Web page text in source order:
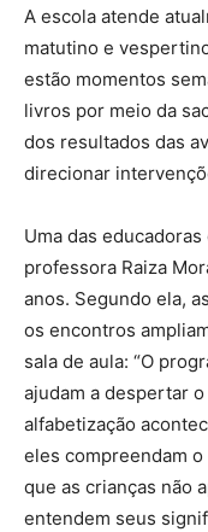
A escola atende
matutino e
estão momentos
livros por meio da
dos resultados das
direcionar
Uma das
professora Raiza
anos. Segundo ela,
os encontros
sala de aula: “O
ajudam a despertar
alfabetização
eles compreendam
que as crianças não
entendem seus